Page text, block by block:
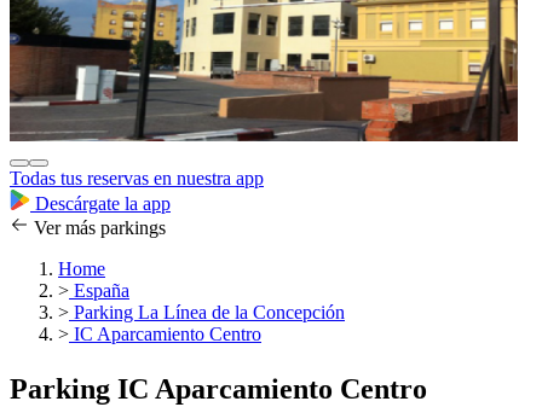
Todas tus reservas en nuestra app
Descárgate la app
Ver más parkings
Home
> España
> Parking La Línea de la Concepción
> IC Aparcamiento Centro
Parking IC Aparcamiento Centro